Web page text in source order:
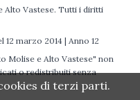
Vastese. Tutti i diritti
marzo 2014 | Anno 12
Molise e Alto Vastese" non
o redistribuiti senza
di terzi parti.